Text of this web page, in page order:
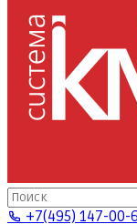
+7(495) 147-00-